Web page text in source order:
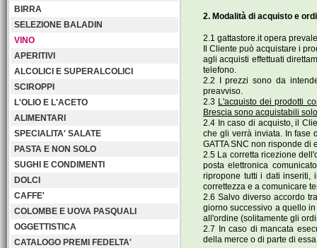
BIRRA
SELEZIONE BALADIN
VINO
APERITIVI
ALCOLICI E SUPERALCOLICI
SCIROPPI
L'OLIO E L'ACETO
ALIMENTARI
SPECIALITA' SALATE
PASTA E NON SOLO
SUGHI E CONDIMENTI
DOLCI
CAFFE'
COLOMBE E UOVA PASQUALI
OGGETTISTICA
CATALOGO PREMI FEDELTA'
2. Modalità di acquisto e
2.1 gattastore.it opera
Il Cliente può acquistare i
agli acquisti effettuati
telefono.
2.2 I prezzi sono da
preavviso.
2.3 L'acquisto dei prodotti
Brescia sono acquistabili
2.4 In caso di acquisto, il
che gli verrà inviata. In fase
GATTA SNC non risponde
2.5 La corretta ricezione
posta elettronica
ripropone tutti i dati inseriti,
correttezza e a comunicare
2.6 Salvo diverso accordo
giorno successivo a quello
all'ordine (solitamente gli
2.7 In caso di mancata
della merce o di parte di